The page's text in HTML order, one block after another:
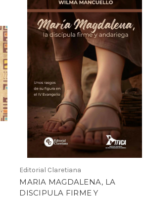
Editorial Claretiana
MARIA MAGDALENA, LA
DISCIPULA FIRME Y